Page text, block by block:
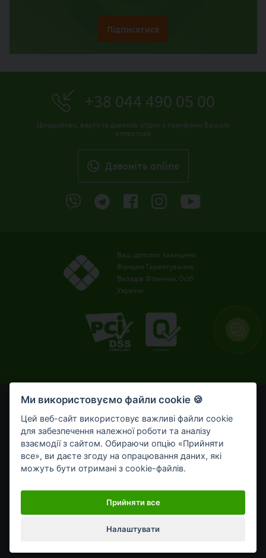
Підписатися
+38 044 490 05 00
Цілодобово, вартість дзвінків згідно з тарифами Вашого
оператора
Дзвонiть online
Ваш депозит захищено
Фондом Гарантування
Вкладів Фізичних Осіб
України
© OTP Bank, 2008-2026. Усі права захищені.
Ліцензія НБУ № 191 від 05.10.2011 р.
Внесено до Державного реєстру банків №273
від 02.03.1998 р.
Умови використання
Bикористання cookie-файлів
Мобільний застосунок OTP Bank UA для приватних клієнтів
Ми використовуємо файли cookie 🍪
Цей веб-сайт використовує важливі файли cookie
для забезпечення належної роботи та аналізу
взаємодії з сайтом. Обираючи опцію «Прийняти
все», ви даєте згоду на опрацювання даних, які
можуть бути отримані з cookie-файлів.
Прийняти все
Налаштувати